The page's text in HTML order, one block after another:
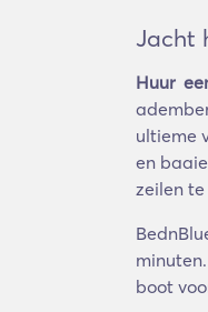
Jacht
Huur
ultieme
en
zeilen
boot